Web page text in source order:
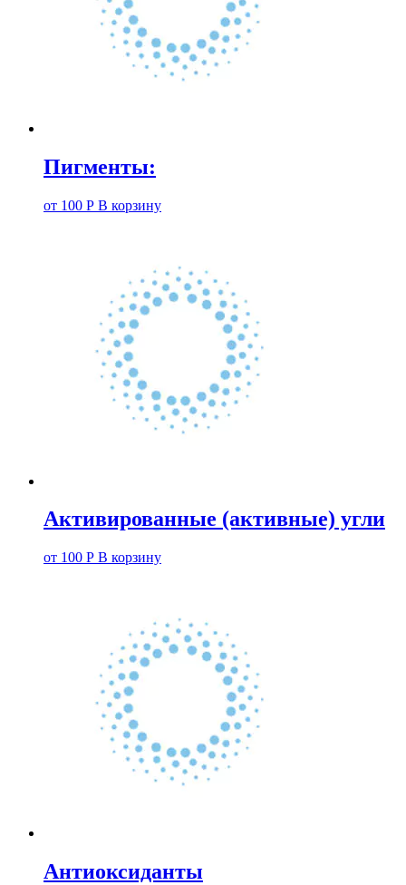
Пигменты:
от 100 Р В корзину
Активированные (активные) угли
от 100 Р В корзину
Антиоксиданты